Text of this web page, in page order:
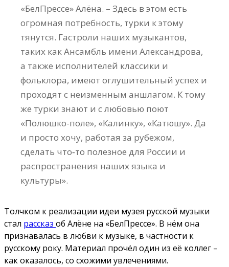
«БелПрессе» Алёна. – Здесь в этом есть
огромная потребность, турки к этому
тянутся. Гастроли наших музыкантов,
таких как Ансамбль имени Александрова,
а также исполнителей классики и
фольклора, имеют оглушительный успех и
проходят с неизменным аншлагом. К тому
же турки знают и с любовью поют
«Полюшко-поле», «Калинку», «Катюшу». Да
и просто хочу, работая за рубежом,
сделать что‑то полезное для России и
распространения наших языка и
культуры».
Толчком к реализации идеи музея русской музыки
стал рассказ об Алёне на «БелПрессе». В нём она
признавалась в любви к музыке, в частности к
русскому року. Материал прочёл один из её коллег –
как оказалось, со схожими увлечениями.